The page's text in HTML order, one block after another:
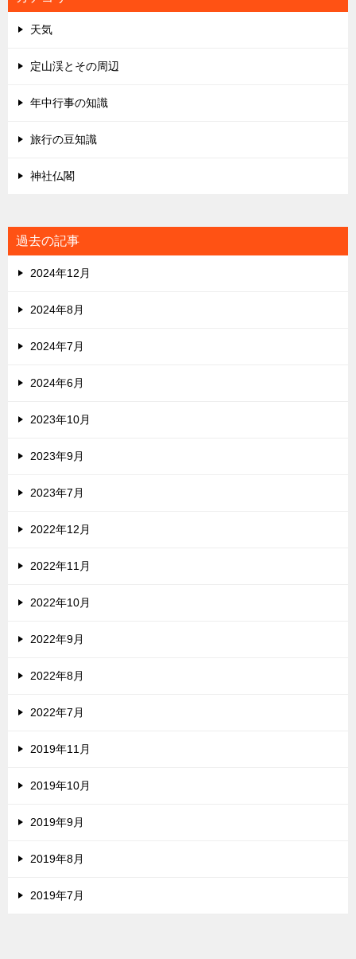
天気
定山渓とその周辺
年中行事の知識
旅行の豆知識
神社仏閣
過去の記事
2024年12月
2024年8月
2024年7月
2024年6月
2023年10月
2023年9月
2023年7月
2022年12月
2022年11月
2022年10月
2022年9月
2022年8月
2022年7月
2019年11月
2019年10月
2019年9月
2019年8月
2019年7月